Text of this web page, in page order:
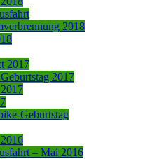
2018
2017
2017
Geburtstag
– Mai 2016